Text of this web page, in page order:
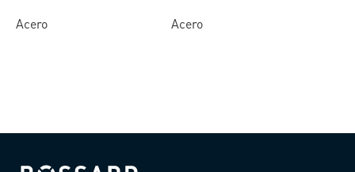
KATO® insertos roscados
Acero
KATO® insertos roscados
Acero